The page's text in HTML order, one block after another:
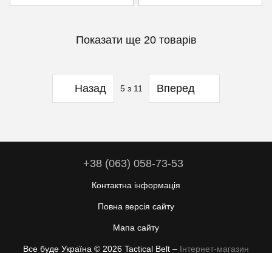
Показати ще 20 товарів
Назад 5 з 11 Вперед
+38 (063) 058-73-53
Контактна інформація
Повна версія сайту
Мапа сайту
Все буде Україна © 2026 Tactical Belt – Інтернет-магазин